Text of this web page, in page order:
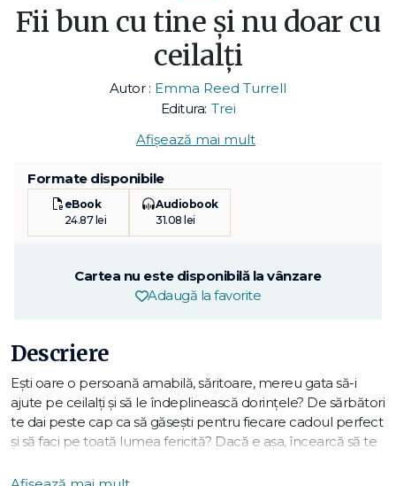
Fii bun cu tine și nu doar cu
ceilalți
Autor : Emma Reed Turrell
Editura: Trei
Afișează mai mult
Formate disponibile
eBook
24.87 lei
Audiobook
31.08 lei
Cartea nu este disponibilă la vânzare
Adaugă la favorite
Descriere
Ești oare o persoană amabilă, săritoare, mereu gata să-i
ajute pe ceilalți și să le îndeplinească dorințele? De sărbători
te dai peste cap ca să găsești pentru fiecare cadoul perfect
și să faci pe toată lumea fericită? Dacă e așa, încearcă să te
Experiența ne arată că persoanele care tind prea mult să le